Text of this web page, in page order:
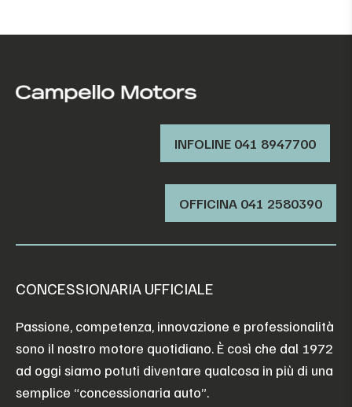
INFOLINE 041 8947700
OFFICINA ‭041 2580390‬
CONCESSIONARIA UFFICIALE
Passione, competenza, innovazione e professionalità
sono il nostro motore quotidiano. È così che dal 1972
ad oggi siamo potuti diventare qualcosa in più di una
semplice “concessionaria auto”.